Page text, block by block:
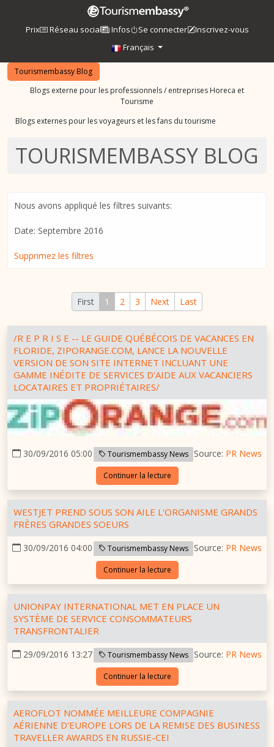
Prix Réseau social Infos Se connecter
Inscrivez-vous
Français
Tourismembassy Blog
Blogs externe pour les professionnels / entreprises Horeca et
Tourisme
Blogs externes pour les voyageurs et les fans du tourisme
TOURISMEMBASSY BLOG
Nous avons appliqué les filtres suivants:
Date: Septembre 2016
Supprimez les filtres
First 1 2 3 Next Last
/R E P R I S E -- LE GUIDE QUÉBÉCOIS DE VACANCES EN
FLORIDE, ZIPORANGE.COM, LANCE LA NOUVELLE
VERSION DE SON SITE INTERNET INCLUANT UNE
GAMME INÉDITE DE SERVICES D'AIDE AUX VACANCIERS
LOCATAIRES ET PROPRIÉTAIRES/
30/09/2016 05:00 Tourismembassy News Source: PR News
Continuer la lecture
WESTJET PREND SOUS SON AILE L'ORGANISME GRANDS
FRÈRES GRANDES SOEURS
30/09/2016 04:00 Tourismembassy News Source: PR News
Continuer la lecture
UNIONPAY INTERNATIONAL MET EN PLACE UN
SYSTÈME DE SERVICE CONSOMMATEURS
TRANSFRONTALIER
29/09/2016 13:27 Tourismembassy News Source: PR News
Continuer la lecture
AEROFLOT NOMMÉE MEILLEURE COMPAGNIE
AÉRIENNE D'EUROPE LORS DE LA REMISE DES BUSINESS
TRAVELLER AWARDS EN RUSSIE-CEI